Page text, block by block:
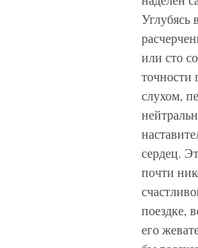
Углубясь
или сто
точности
слухом,
сердец.
почти
поездке,
его